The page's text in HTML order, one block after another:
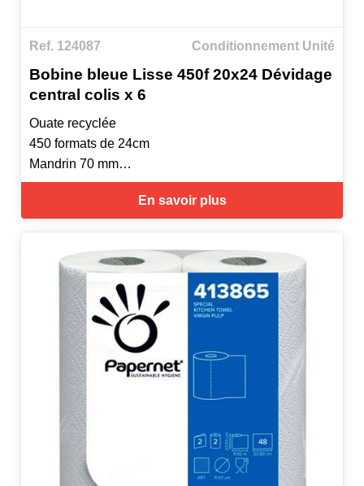
Ref. 124087 Conditionnement Unité
Bobine bleue Lisse 450f 20x24 Dévidage
central colis x 6
Ouate recyclée
450 formats de 24cm
Mandrin 70 mm
Laize de 20 cm
Pack de 6 rouleauxEn savoir plus